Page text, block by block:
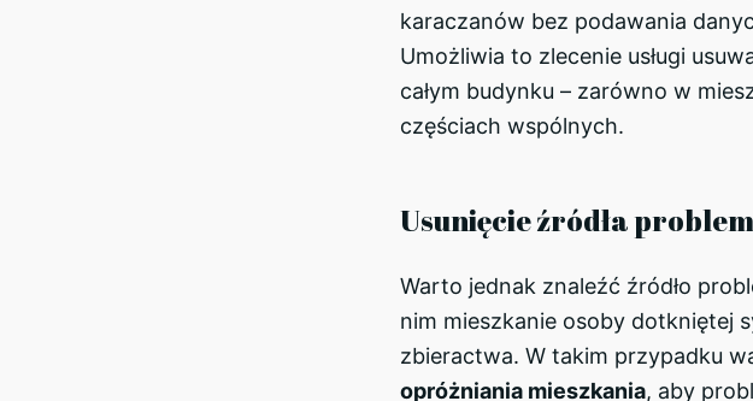
karaczanów bez podawania
Umożliwia to zlecenie usługi
całym budynku – zarówno w
częściach wspólnych.
Usunięcie źródła
Warto jednak znaleźć źródło
nim mieszkanie osoby dotkniętej
zbieractwa. W takim przypadku
opróżniania mieszkania, aby